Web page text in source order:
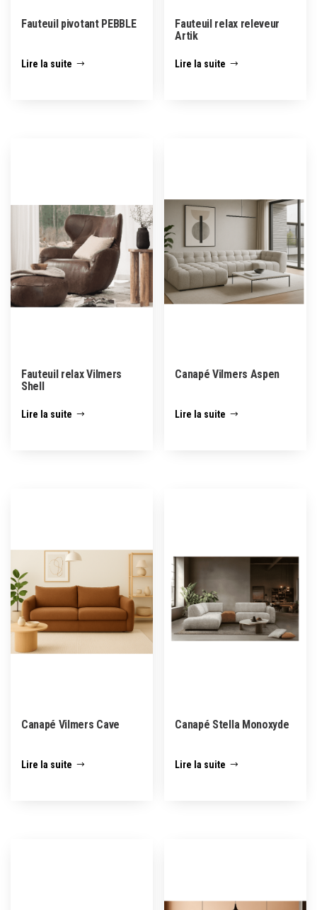
Fauteuil pivotant PEBBLE
Lire la suite
Fauteuil relax releveur
Artik
Lire la suite
Fauteuil relax Vilmers
Shell
Lire la suite
Canapé Vilmers Aspen
Lire la suite
Canapé Vilmers Cave
Lire la suite
Canapé Stella Monoxyde
Lire la suite